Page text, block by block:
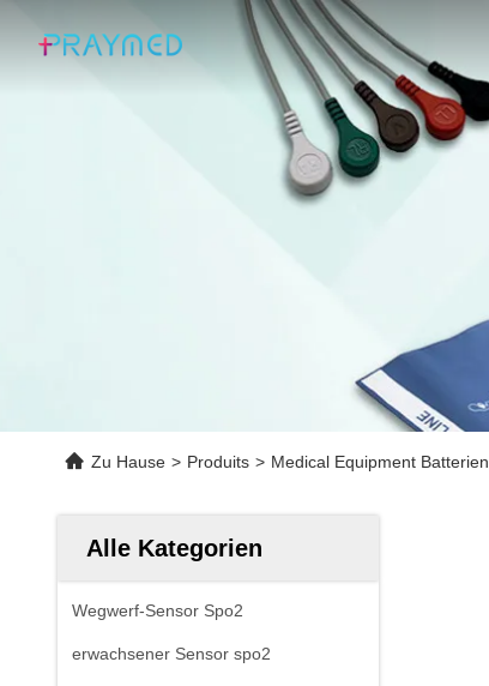
Zu Hause > Produits > Medical Equipment Batterien
Alle Kategorien
Wegwerf-Sensor Spo2
erwachsener Sensor spo2